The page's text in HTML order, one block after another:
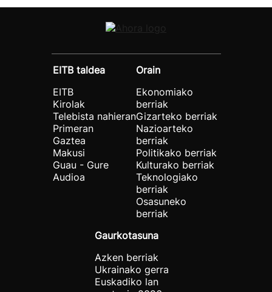
EITB taldea
EITB
Kirolak
Telebista nahieran
Primeran
Gaztea
Makusi
Guau - Gure
Audioa
Orain
Ekonomiako
berriak
Gizarteko berriak
Nazioarteko
berriak
Politikako berriak
Kulturako berriak
Teknologiako
berriak
Osasuneko
berriak
Gaurkotasuna
Azken berriak
Ukrainako gerra
Euskadiko lan